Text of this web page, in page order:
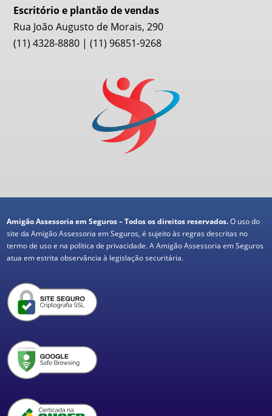
Escritório e plantão de vendas
Rua João Augusto de Morais, 290
(11) 4328-8880 | (11) 96851-9268
Amigão Assessoria em Seguros – Todos os direitos reservados.O uso do
site da Amigão Assessoria em Seguros, é sujeito às regras descritas no
termo de uso e na política de privacidade. A Amigão Assessoria em Seguros
atua em estrita observância à legislação securitária.